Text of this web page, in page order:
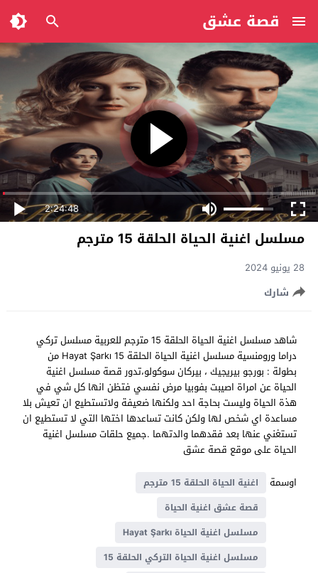
قصة عشق
2:24:48
مسلسل اغنية الحياة الحلقة 15 مترجم
28 يونيو 2024
شارك
شاهد مسلسل اغنية الحياة الحلقة 15 مترجم للعربية مسلسل تركي
دراما ورومنسية مسلسل اغنية الحياة الحلقة 15 Hayat Şarkı من
بطولة : بورجو بيريجيك ، بيركان سوكولو،تدور قصة مسلسل اغنية
الحياة عن امراة اصيبت بفوبيا مرض نفسي فتظن انها كل شي في
هذة الحياة وليست بحاجة احد ولكنها ضعيفة ولاتستطيع ان تعيش بلا
مساعدة اي شخص لها ولكن كانت تساعدها اختها التي لا تستطيع ان
تستغني عنها بعد فقدهما والدتهما .جميع حلقات مسلسل اغنية
الحياة على موقع قصة عشق
اوسمة
اغنية الحياة الحلقة 15 مترجم
قصة عشق اغنية الحياة
مسلسل اغنية الحياة Hayat Şarkı
مسلسل اغنية الحياة التركي الحلقة 15